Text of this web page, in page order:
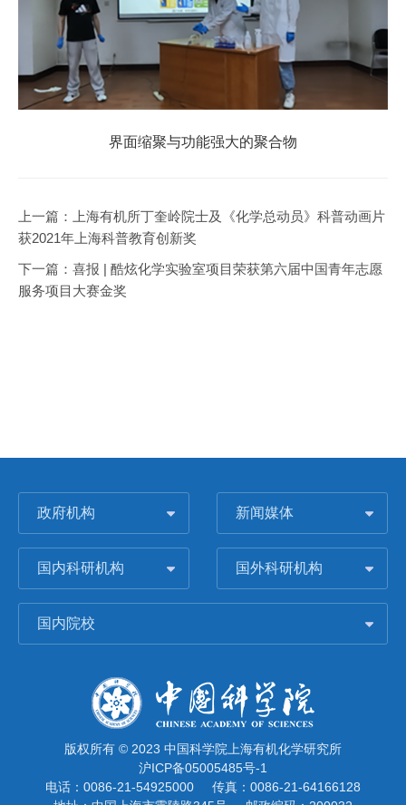
界面缩聚与功能强大的聚合物
上一篇：
上海有机所丁奎岭院士及《化学总动员》科普动画片
获2021年上海科普教育创新奖
下一篇： 喜报 | 酷炫化学实验室项目荣获第六届中国青年志愿
服务项目大赛金奖
政府机构 新闻媒体
国内科研机构 国外科研机构
国内院校
版权所有 © 2023 中国科学院上海有机化学研究所
沪ICP备05005485号-1
电话：0086-21-54925000
传真：0086-21-64166128